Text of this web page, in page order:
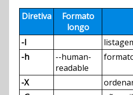
Diretiva
Formato
longo
-l
-h
--human-
readable
-X